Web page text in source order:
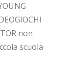
non
scuola